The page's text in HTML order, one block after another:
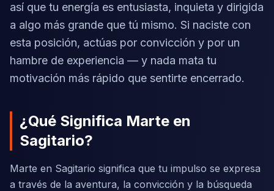
así que tu energía es entusiasta, inquieta y dirigida
a algo más grande que tú mismo. Si naciste con
esta posición, actúas por convicción y por un
hambre de experiencia — y nada mata tu
motivación más rápido que sentirte encerrado.
¿Qué Significa Marte en
Sagitario?
Marte en Sagitario significa que tu impulso se expresa
a través de la aventura, la convicción y la búsqueda